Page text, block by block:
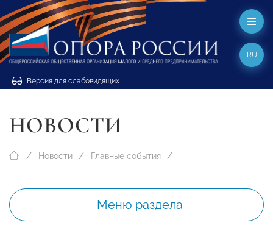
Версия для слабовидящих
RU
НОВОСТИ
Новости Главные события
Меню раздела